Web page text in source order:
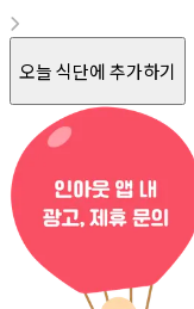
오늘 식단에 추가하기